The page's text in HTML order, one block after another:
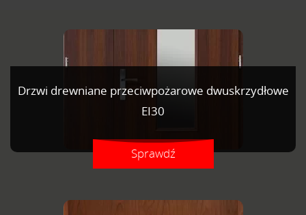
Drzwi drewniane przeciwpożarowe dwuskrzydłowe
EI30
Sprawdź